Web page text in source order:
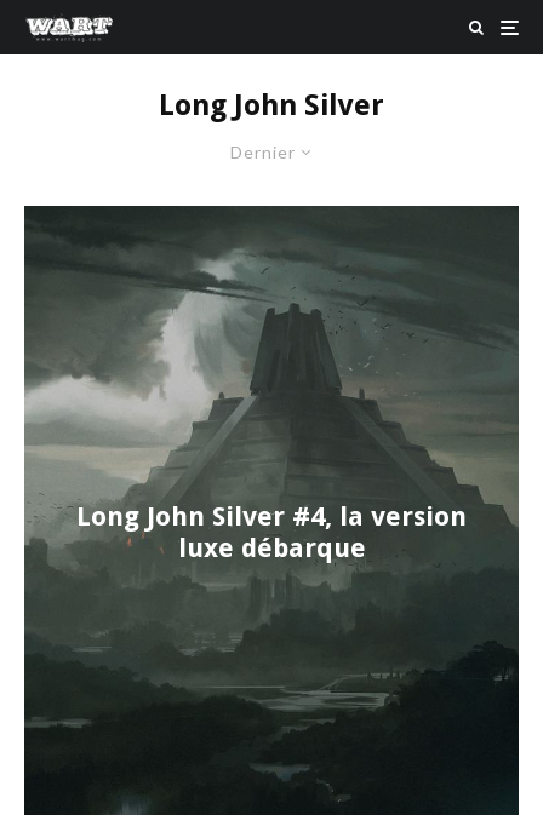
Long John Silver
Dernier
Long John Silver #4, la version
luxe débarque